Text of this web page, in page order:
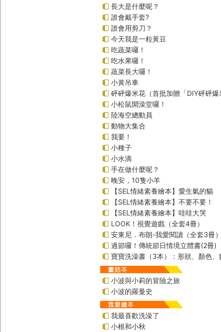
長大是什麼呢？
誰會戴手套?
誰會用剪刀？
今天我是一粒黃豆
吃蔬菜囉！
吃水果囉！
蔬菜長大囉！
小黃吊車
砰砰爆米花（首批加贈「DIY砰砰
小松鼠開澡堂囉！
陸海空總動員
動物大集合
我要！
小種子
小水滴
手在做什麼呢？
晚安，10隻小羊
【SEL情緒素養繪本】愛生氣的貓
【SEL情緒素養繪本】不要不要！
【SEL情緒素養繪本】哇哇大哭
LOOK！視覺遊戲（全套4冊）
安東尼．布朗-我愛閱讀（全套3冊
過節囉！傳統節日情境立體書(2冊)
寶寶洗澡書（3本）：形狀、顏色、
小波與小莉的冒險之旅
小波的羅曼史
我最喜歡洗澡了
小根和小秋